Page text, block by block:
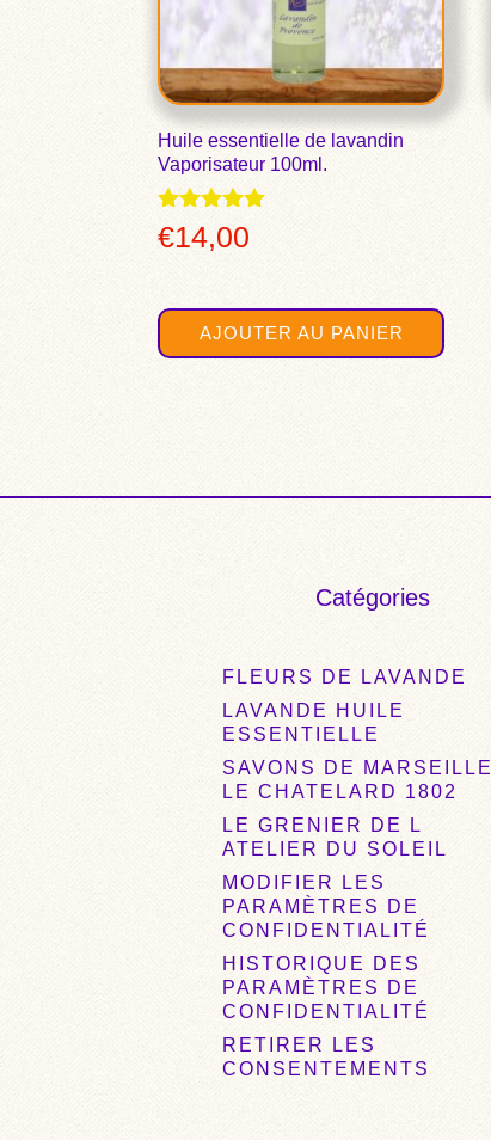
Huile essentielle de lavandin
Vaporisateur 100ml.
Note
5.00
€14,00
AJOUTER AU PANIER
Catégories
FLEURS DE LAVANDE
LAVANDE HUILE
ESSENTIELLE
SAVONS DE MARSEILLE
LE CHATELARD 1802
LE GRENIER DE L
ATELIER DU SOLEIL
MODIFIER LES
PARAMÈTRES DE
CONFIDENTIALITÉ
HISTORIQUE DES
PARAMÈTRES DE
CONFIDENTIALITÉ
RETIRER LES
CONSENTEMENTS